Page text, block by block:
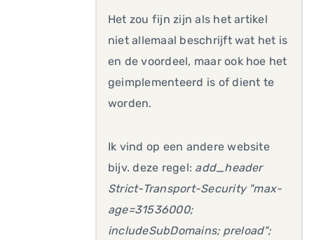
Het zou fijn zijn als het artikel
niet allemaal beschrijft wat het is
en de voordeel, maar ook hoe het
geimplementeerd is of dient te
worden.
Ik vind op een andere website
bijv. deze regel: add_header
Strict-Transport-Security "max-
age=31536000;
includeSubDomains; preload";